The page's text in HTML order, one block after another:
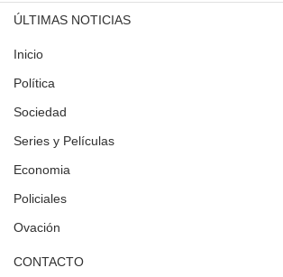
ÚLTIMAS NOTICIAS
Inicio
Política
Sociedad
Series y Películas
Economia
Policiales
Ovación
CONTACTO